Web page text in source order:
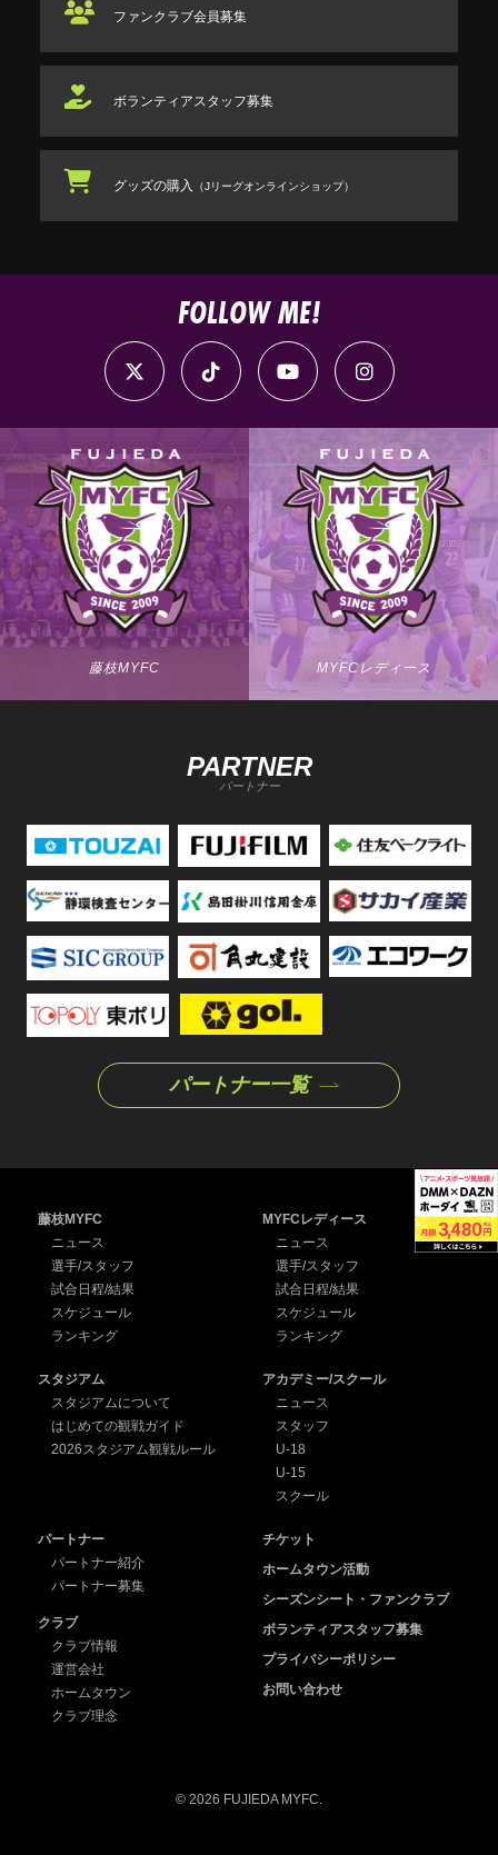
ファンクラブ会員募集
ボランティアスタッフ募集
グッズの購入 （Jリーグオンラインショップ）
FOLLOW ME!
藤枝MYFC MYFCレディース
PARTNER
パートナー
パートナー一覧
藤枝MYFC
ニュース
選手/スタッフ
試合日程/結果
スケジュール
ランキング
MYFCレディース
ニュース
選手/スタッフ
試合日程/結果
スケジュール
ランキング
スタジアム
スタジアムについて
はじめての観戦ガイド
2026スタジアム観戦ルール
アカデミー/スクール
ニュース
スタッフ
U-18
U-15
スクール
パートナー
パートナー紹介
パートナー募集
クラブ
クラブ情報
運営会社
ホームタウン
クラブ理念
チケット
ホームタウン活動
シーズンシート・ファンクラブ
ボランティアスタッフ募集
プライバシーポリシー
お問い合わせ
© 2026 FUJIEDA MYFC.